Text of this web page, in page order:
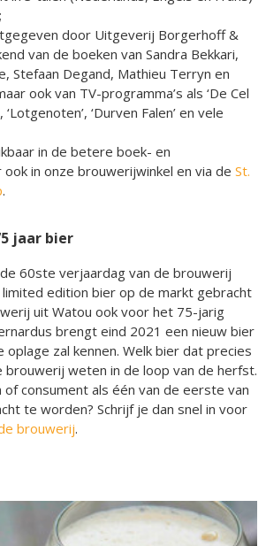
door Uitgeverij Borgerhoff &
van de boeken van Sandra Bekkari,
Stefaan Degand, Mathieu Terryn en
ook van TV-programma’s als ‘De Cel
‘Durven Falen’ en vele
in de betere boek- en
ook in onze brouwerijwinkel en via de St.
.
jaar bier
60ste verjaardag van de brouwerij
edition bier op de markt gebracht
uit Watou ook voor het 75-jarig
brengt eind 2021 een nieuw bier
zal kennen. Welk bier dat precies
brouwerij weten in de loop van de herfst.
of consument als één van de eerste van
te worden? Schrijf je dan snel in voor
brouwerij.